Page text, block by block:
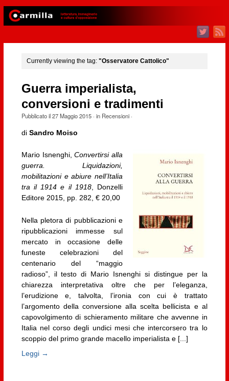
Currently viewing the tag: "Osservatore Cattolico"
Guerra imperialista,
conversioni e tradimenti
Pubblicato il27 Maggio 2015· in Recensioni·
di Sandro Moiso
Mario Isnenghi,Convertirsi alla
guerra. Liquidazioni,
mobilitazioni e abiure nell’Italia
tra il 1914 e il 1918, Donzelli
Editore 2015, pp. 282, € 20,00
Nella pletora di pubblicazioni e
ripubblicazioni immesse sul
mercato in occasione delle
funeste celebrazioni del
centenario del “maggio
radioso”, il testo di Mario Isnenghi si distingue per la
chiarezza interpretativa oltre che per l’eleganza,
l’erudizione e, talvolta, l’ironia con cui è trattato
l’argomento della conversione alla scelta bellicista e al
capovolgimento di schieramento militare che avvenne in
Italia nel corso degli undici mesi che intercorsero tra lo
scoppio del primo grande macello imperialista e [...]
Leggi →